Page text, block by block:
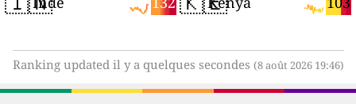
Ranking updated il y a quelques secondes (8 août 2026 19:46)